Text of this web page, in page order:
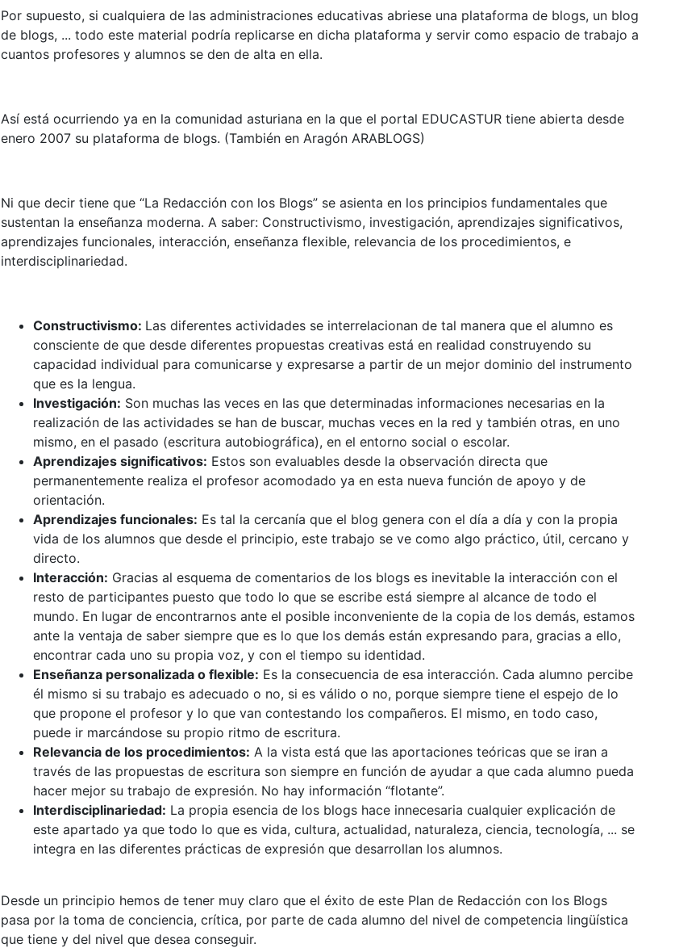
Por supuesto, si cualquiera de las administraciones educativas abriese una plataforma de blogs, un blog
de blogs, ... todo este material podría replicarse en dicha plataforma y servir como espacio de trabajo a
cuantos profesores y alumnos se den de alta en ella.
Así está ocurriendo ya en la comunidad asturiana en la que el portal EDUCASTUR tiene abierta desde
enero 2007 su plataforma de blogs. (También en Aragón ARABLOGS)
Ni que decir tiene que “La Redacción con los Blogs” se asienta en los principios fundamentales que
sustentan la enseñanza moderna. A saber: Constructivismo, investigación, aprendizajes significativos,
aprendizajes funcionales, interacción, enseñanza flexible, relevancia de los procedimientos, e
interdisciplinariedad.
Constructivismo: Las diferentes actividades se interrelacionan de tal manera que el alumno es
consciente de que desde diferentes propuestas creativas está en realidad construyendo su
capacidad individual para comunicarse y expresarse a partir de un mejor dominio del instrumento
que es la lengua.
Investigación: Son muchas las veces en las que determinadas informaciones necesarias en la
realización de las actividades se han de buscar, muchas veces en la red y también otras, en uno
mismo, en el pasado (escritura autobiográfica), en el entorno social o escolar.
Aprendizajes significativos: Estos son evaluables desde la observación directa que
permanentemente realiza el profesor acomodado ya en esta nueva función de apoyo y de
orientación.
Aprendizajes funcionales: Es tal la cercanía que el blog genera con el día a día y con la propia
vida de los alumnos que desde el principio, este trabajo se ve como algo práctico, útil, cercano y
directo.
Interacción: Gracias al esquema de comentarios de los blogs es inevitable la interacción con el
resto de participantes puesto que todo lo que se escribe está siempre al alcance de todo el
mundo. En lugar de encontrarnos ante el posible inconveniente de la copia de los demás, estamos
ante la ventaja de saber siempre que es lo que los demás están expresando para, gracias a ello,
encontrar cada uno su propia voz, y con el tiempo su identidad.
Enseñanza personalizada o flexible: Es la consecuencia de esa interacción. Cada alumno percibe
él mismo si su trabajo es adecuado o no, si es válido o no, porque siempre tiene el espejo de lo
que propone el profesor y lo que van contestando los compañeros. El mismo, en todo caso,
puede ir marcándose su propio ritmo de escritura.
Relevancia de los procedimientos: A la vista está que las aportaciones teóricas que se iran a
través de las propuestas de escritura son siempre en función de ayudar a que cada alumno pueda
hacer mejor su trabajo de expresión. No hay información “flotante”.
Interdisciplinariedad: La propia esencia de los blogs hace innecesaria cualquier explicación de
este apartado ya que todo lo que es vida, cultura, actualidad, naturaleza, ciencia, tecnología, ... se
integra en las diferentes prácticas de expresión que desarrollan los alumnos.
Desde un principio hemos de tener muy claro que el éxito de este Plan de Redacción con los Blogs
pasa por la toma de conciencia, crítica, por parte de cada alumno del nivel de competencia lingüística
que tiene y del nivel que desea conseguir.